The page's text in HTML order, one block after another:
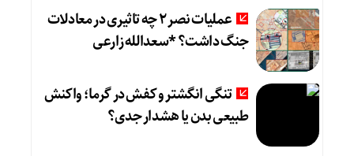
عملیات نصر ۲ چه تاثیری در معادلات
جنگ داشت؟ *سعدالله زارعی
تنگی انگشتر و کفش در گرما؛ واکنش
طبیعی بدن یا هشدار جدی؟